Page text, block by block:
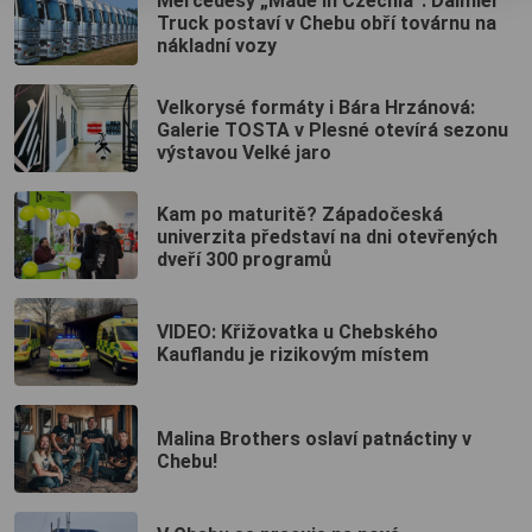
Truck postaví v Chebu obří továrnu na
nákladní vozy
Velkorysé formáty i Bára Hrzánová:
Galerie TOSTA v Plesné otevírá sezonu
výstavou Velké jaro
Kam po maturitě? Západočeská
univerzita představí na dni otevřených
dveří 300 programů
VIDEO: Křižovatka u Chebského
Kauflandu je rizikovým místem
Malina Brothers oslaví patnáctiny v
Chebu!